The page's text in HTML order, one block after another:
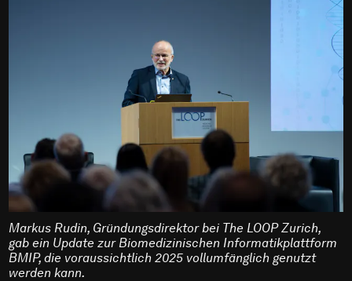
Markus Rudin, Gründungsdirektor bei The LOOP Zurich,
gab ein Update zur Biomedizinischen Informatikplattform
BMIP, die voraussichtlich 2025 vollumfänglich genutzt
werden kann.